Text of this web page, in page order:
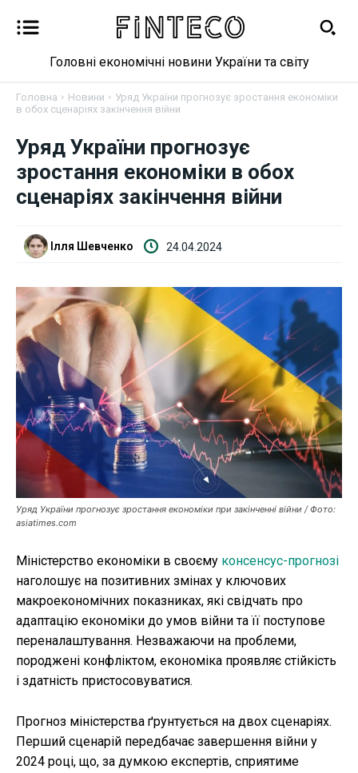
Новини
Бізнес
Валютний ринок
Криптовалюта
Робота і освіта
Публікації
ФОП
Курс валют
Ми в соц. мережах
Головні економічні новини України та світу
Головна Новини
Уряд України прогнозує зростання економіки
в обох сценаріях закінчення війни
Уряд України прогнозує
зростання економіки в обох
сценаріях закінчення війни
Ілля Шевченко 24.04.2024
Уряд України прогнозує зростання економіки при закінченні війни / Фото:
asiatimes.com
Міністерство економіки в своєму консенсус-прогнозі
наголошує на позитивних змінах у ключових
макроекономічних показниках, які свідчать про
адаптацію економіки до умов війни та її поступове
переналаштування. Незважаючи на проблеми,
породжені конфліктом, економіка проявляє стійкість
і здатність пристосовуватися.
Прогноз міністерства ґрунтується на двох сценаріях.
Перший сценарій передбачає завершення війни у
2024 році, що, за думкою експертів, сприятиме